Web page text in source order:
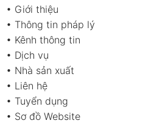
• Giới thiệu
• Thông tin pháp lý
• Kênh thông tin
• Dịch vụ
• Nhà sản xuất
• Liên hệ
• Tuyển dụng
• Sơ đồ Website